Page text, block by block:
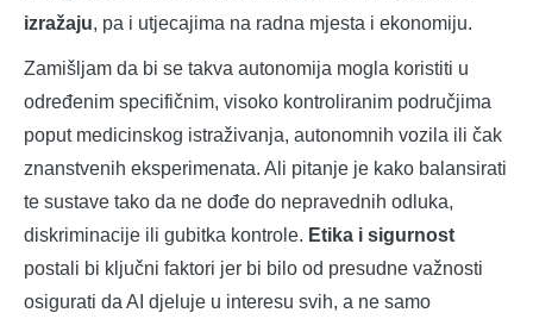
izražaju, pa i utjecajima na radna mjesta i ekonomiju.
Zamišljam da bi se takva autonomija mogla koristiti u
određenim specifičnim, visoko kontroliranim područjima
poput medicinskog istraživanja, autonomnih vozila ili čak
znanstvenih eksperimenata. Ali pitanje je kako balansirati
te sustave tako da ne dođe do nepravednih odluka,
diskriminacije ili gubitka kontrole. Etika i sigurnost
postali bi ključni faktori jer bi bilo od presudne važnosti
osigurati da AI djeluje u interesu svih, a ne samo